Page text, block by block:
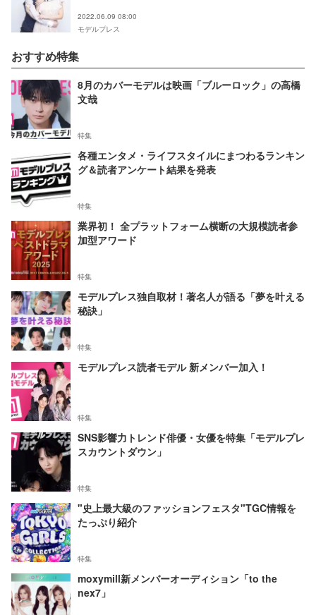
2022.06.09 08:00
モデルプレス
おすすめ特集
8月のカバーモデルは映画「ブルーロック」の高橋
文哉
特集
各種エンタメ・ライフスタイルにまつわるランキン
グ＆読者アンケート結果を発表
特集
業界初！ 全プラットフォーム横断の大規模読者参
加型アワード
特集
モデルプレス独自取材！著名人が語る「夢を叶える
秘訣」
特集
モデルプレス読者モデル 新メンバー加入！
特集
SNS影響力トレンド俳優・女優を特集「モデルプレ
スカウントダウン」
特集
"史上最大級のファッションフェスタ"TGC情報を
たっぷり紹介
特集
moxymill新メンバーオーディション「to the
nex7」